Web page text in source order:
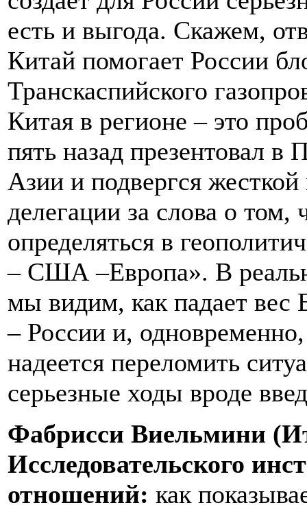
есть и выгода. Скажем,
Китай помогает России
Транскаспийского
Китая в регионе – это
пять назад презентовал
Азии и подвергся
делегации за слова о том,
определяться в
– США –Европа». В
мы видим, как падает
– России и,
надеется переломить
серьезные ходы вроде
Фабриcси Виельмини
Исследовательского
отношений: как